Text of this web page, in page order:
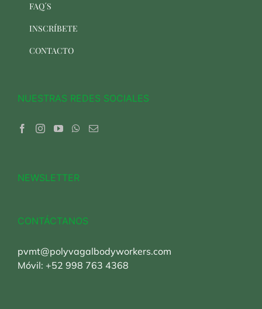
FAQ´S
INSCRÍBETE
CONTACTO
NUESTRAS REDES SOCIALES
NEWSLETTER
CONTÁCTANOS
pvmt@polyvagalbodyworkers.com
Móvil: +52 998 763 4368